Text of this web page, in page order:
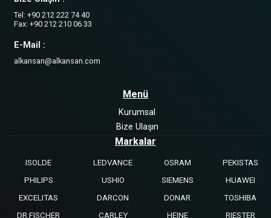
Tel: +90 212 222 74 40
Fax: +90 212 210 06 33
E-Mail :
alkansan@alkansan.com
Menü
Kurumsal
Bize Ulaşın
Markalar
ISOLDE LEDVANCE OSRAM
PEKISTAS
PHILIPS
USHIO SIEMENS
HUAWEI
EXCELITAS
DARCON DONAR
TOSHIBA
DR.FISCHER
CARLEY HEINE RIESTER